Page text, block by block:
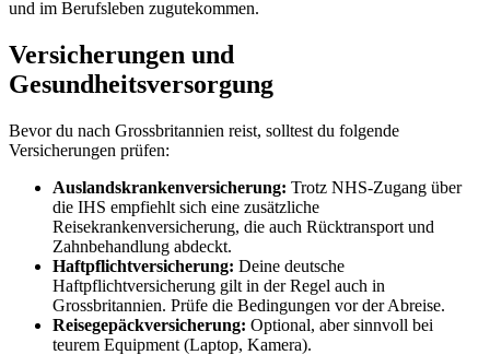
und im Berufsleben zugutekommen.
Versicherungen und
Gesundheitsversorgung
Bevor du nach Grossbritannien reist, solltest du folgende
Versicherungen prüfen:
Auslandskrankenversicherung: Trotz NHS-Zugang über
die IHS empfiehlt sich eine zusätzliche
Reisekrankenversicherung, die auch Rücktransport und
Zahnbehandlung abdeckt.
Haftpflichtversicherung: Deine deutsche
Haftpflichtversicherung gilt in der Regel auch in
Grossbritannien. Prüfe die Bedingungen vor der Abreise.
Reisegepäckversicherung: Optional, aber sinnvoll bei
teurem Equipment (Laptop, Kamera).